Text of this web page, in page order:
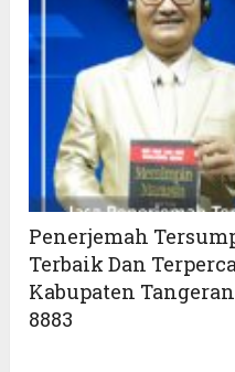
Penerjemah
Terbaik Dan
Kabupaten
8883